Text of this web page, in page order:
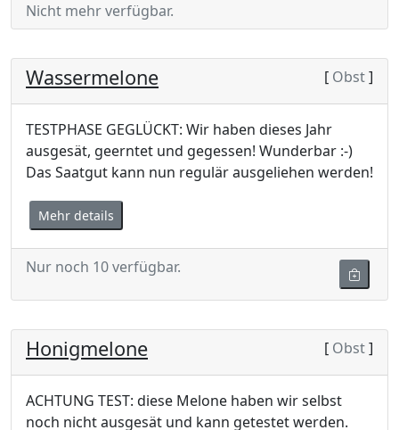
Nicht mehr verfügbar.
Wassermelone [ Obst]
TESTPHASE GEGLÜCKT: Wir haben dieses Jahr
ausgesät, geerntet und gegessen! Wunderbar :-)
Das Saatgut kann nun regulär ausgeliehen werden!
Mehr details
Nur noch 10 verfügbar.
Honigmelone [ Obst]
ACHTUNG TEST: diese Melone haben wir selbst
noch nicht ausgesät und kann getestet werden.